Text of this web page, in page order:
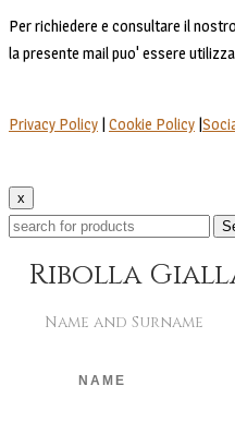
Per richiedere e consultare il
la presente mail puo' essere
Privacy Policy | Cookie Policy |
x
Ribolla
Name and Surname